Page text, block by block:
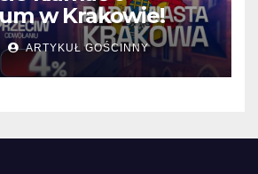
w Krakowie!
ARTYKUŁ GOŚCINNY